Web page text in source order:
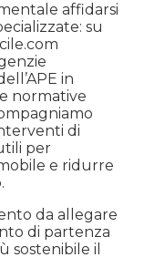
affidarsi
su
in
normative
di
per
e ridurre
da allegare
di partenza
sostenibile il